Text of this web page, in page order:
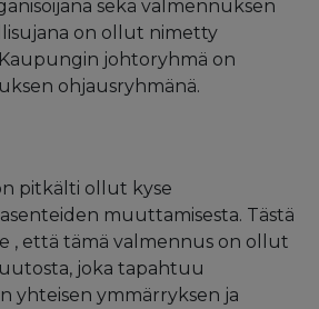
sekä valmennuksen
on ollut nimetty
johtoryhmä on
ohjausryhmänä.
pitkälti ollut kyse
muuttamisesta. Tästä
, että tämä valmennus on ollut
joka tapahtuu
yhteisen ymmärryksen ja